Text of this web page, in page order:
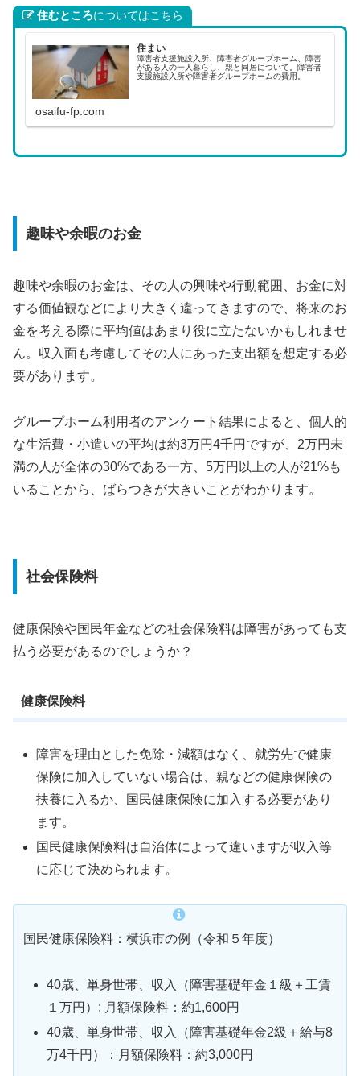
住むところについてはこちら
住まい
障害者支援施設入所、障害者グループホーム、障害
がある人の一人暮らし、親と同居について。障害者
支援施設入所や障害者グループホームの費用。
osaifu-fp.com
趣味や余暇のお金
趣味や余暇のお金は、その人の興味や行動範囲、お金に対
する価値観などにより大きく違ってきますので、将来のお
金を考える際に平均値はあまり役に立たないかもしれませ
ん。収入面も考慮してその人にあった支出額を想定する必
要があります。
グループホーム利用者のアンケート結果によると、個人的
な生活費・小遣いの平均は約3万円4千円ですが、2万円未
満の人が全体の30%である一方、5万円以上の人が21%も
いることから、ばらつきが大きいことがわかります。
社会保険料
健康保険や国民年金などの社会保険料は障害があっても支
払う必要があるのでしょうか？
健康保険料
障害を理由とした免除・減額はなく、就労先で健康
保険に加入していない場合は、親などの健康保険の
扶養に入るか、国民健康保険に加入する必要があり
ます。
国民健康保険料は自治体によって違いますが収入等
に応じて決められます。
国民健康保険料：横浜市の例（令和５年度）
40歳、単身世帯、収入（障害基礎年金１級＋工賃
１万円）: 月額保険料：約1,600円
40歳、単身世帯、収入（障害基礎年金2級＋給与8
万4千円）：月額保険料：約3,000円